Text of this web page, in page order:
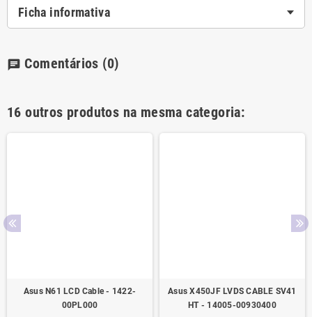
Ficha informativa
chat Comentários (0)
16 outros produtos na mesma categoria:
Asus N61 LCD Cable - 1422-
00PL000
Asus X450JF LVDS CABLE SV41
HT - 14005-00930400